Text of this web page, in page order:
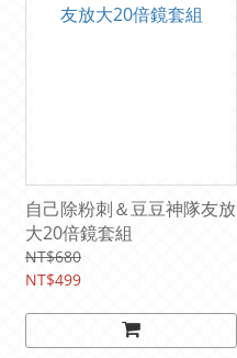
自己除粉刺＆豆豆神隊友放
大20倍鏡套組
NT$680
NT$499